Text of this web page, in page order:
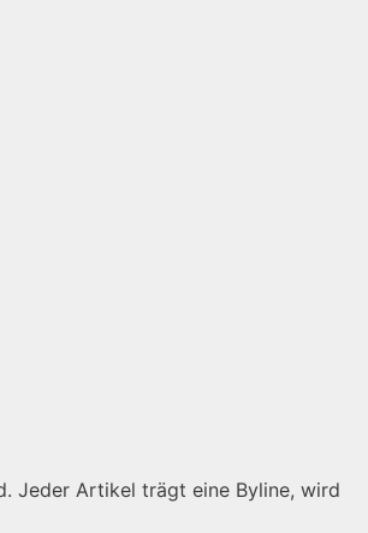
Jeder Artikel trägt eine Byline, wird